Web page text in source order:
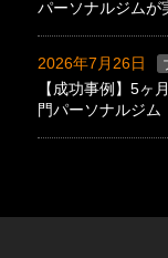
パーソナルジムが
2026年7月26日
【成功事例】5ヶ
門パーソナルジム